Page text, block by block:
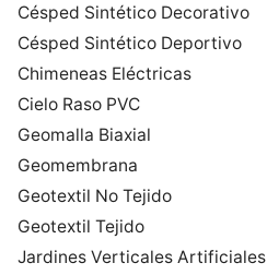
Césped Sintético Decorativo
Césped Sintético Deportivo
Chimeneas Eléctricas
Cielo Raso PVC
Geomalla Biaxial
Geomembrana
Geotextil No Tejido
Geotextil Tejido
Jardines Verticales Artificiales